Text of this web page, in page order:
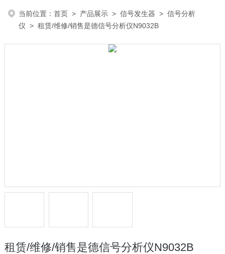
当前位置：首页 > 产品展示 >信号发生器 >信号分析
仪 > 租赁/维修/销售是德信号分析仪N9032B
租赁/维修/销售是德信号分析仪N9032B